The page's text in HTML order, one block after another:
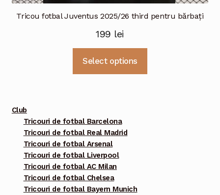
Tricou fotbal Juventus 2025/26 third pentru bărbați
199 lei
Select options
Club
Tricouri de fotbal Barcelona
Tricouri de fotbal Real Madrid
Tricouri de fotbal Arsenal
Tricouri de fotbal Liverpool
Tricouri de fotbal AC Milan
Tricouri de fotbal Chelsea
Tricouri de fotbal Bayern Munich